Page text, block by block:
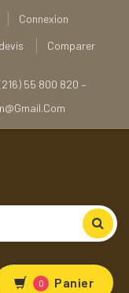
Connexion
Comparer
55 800 820 –
0 Panier